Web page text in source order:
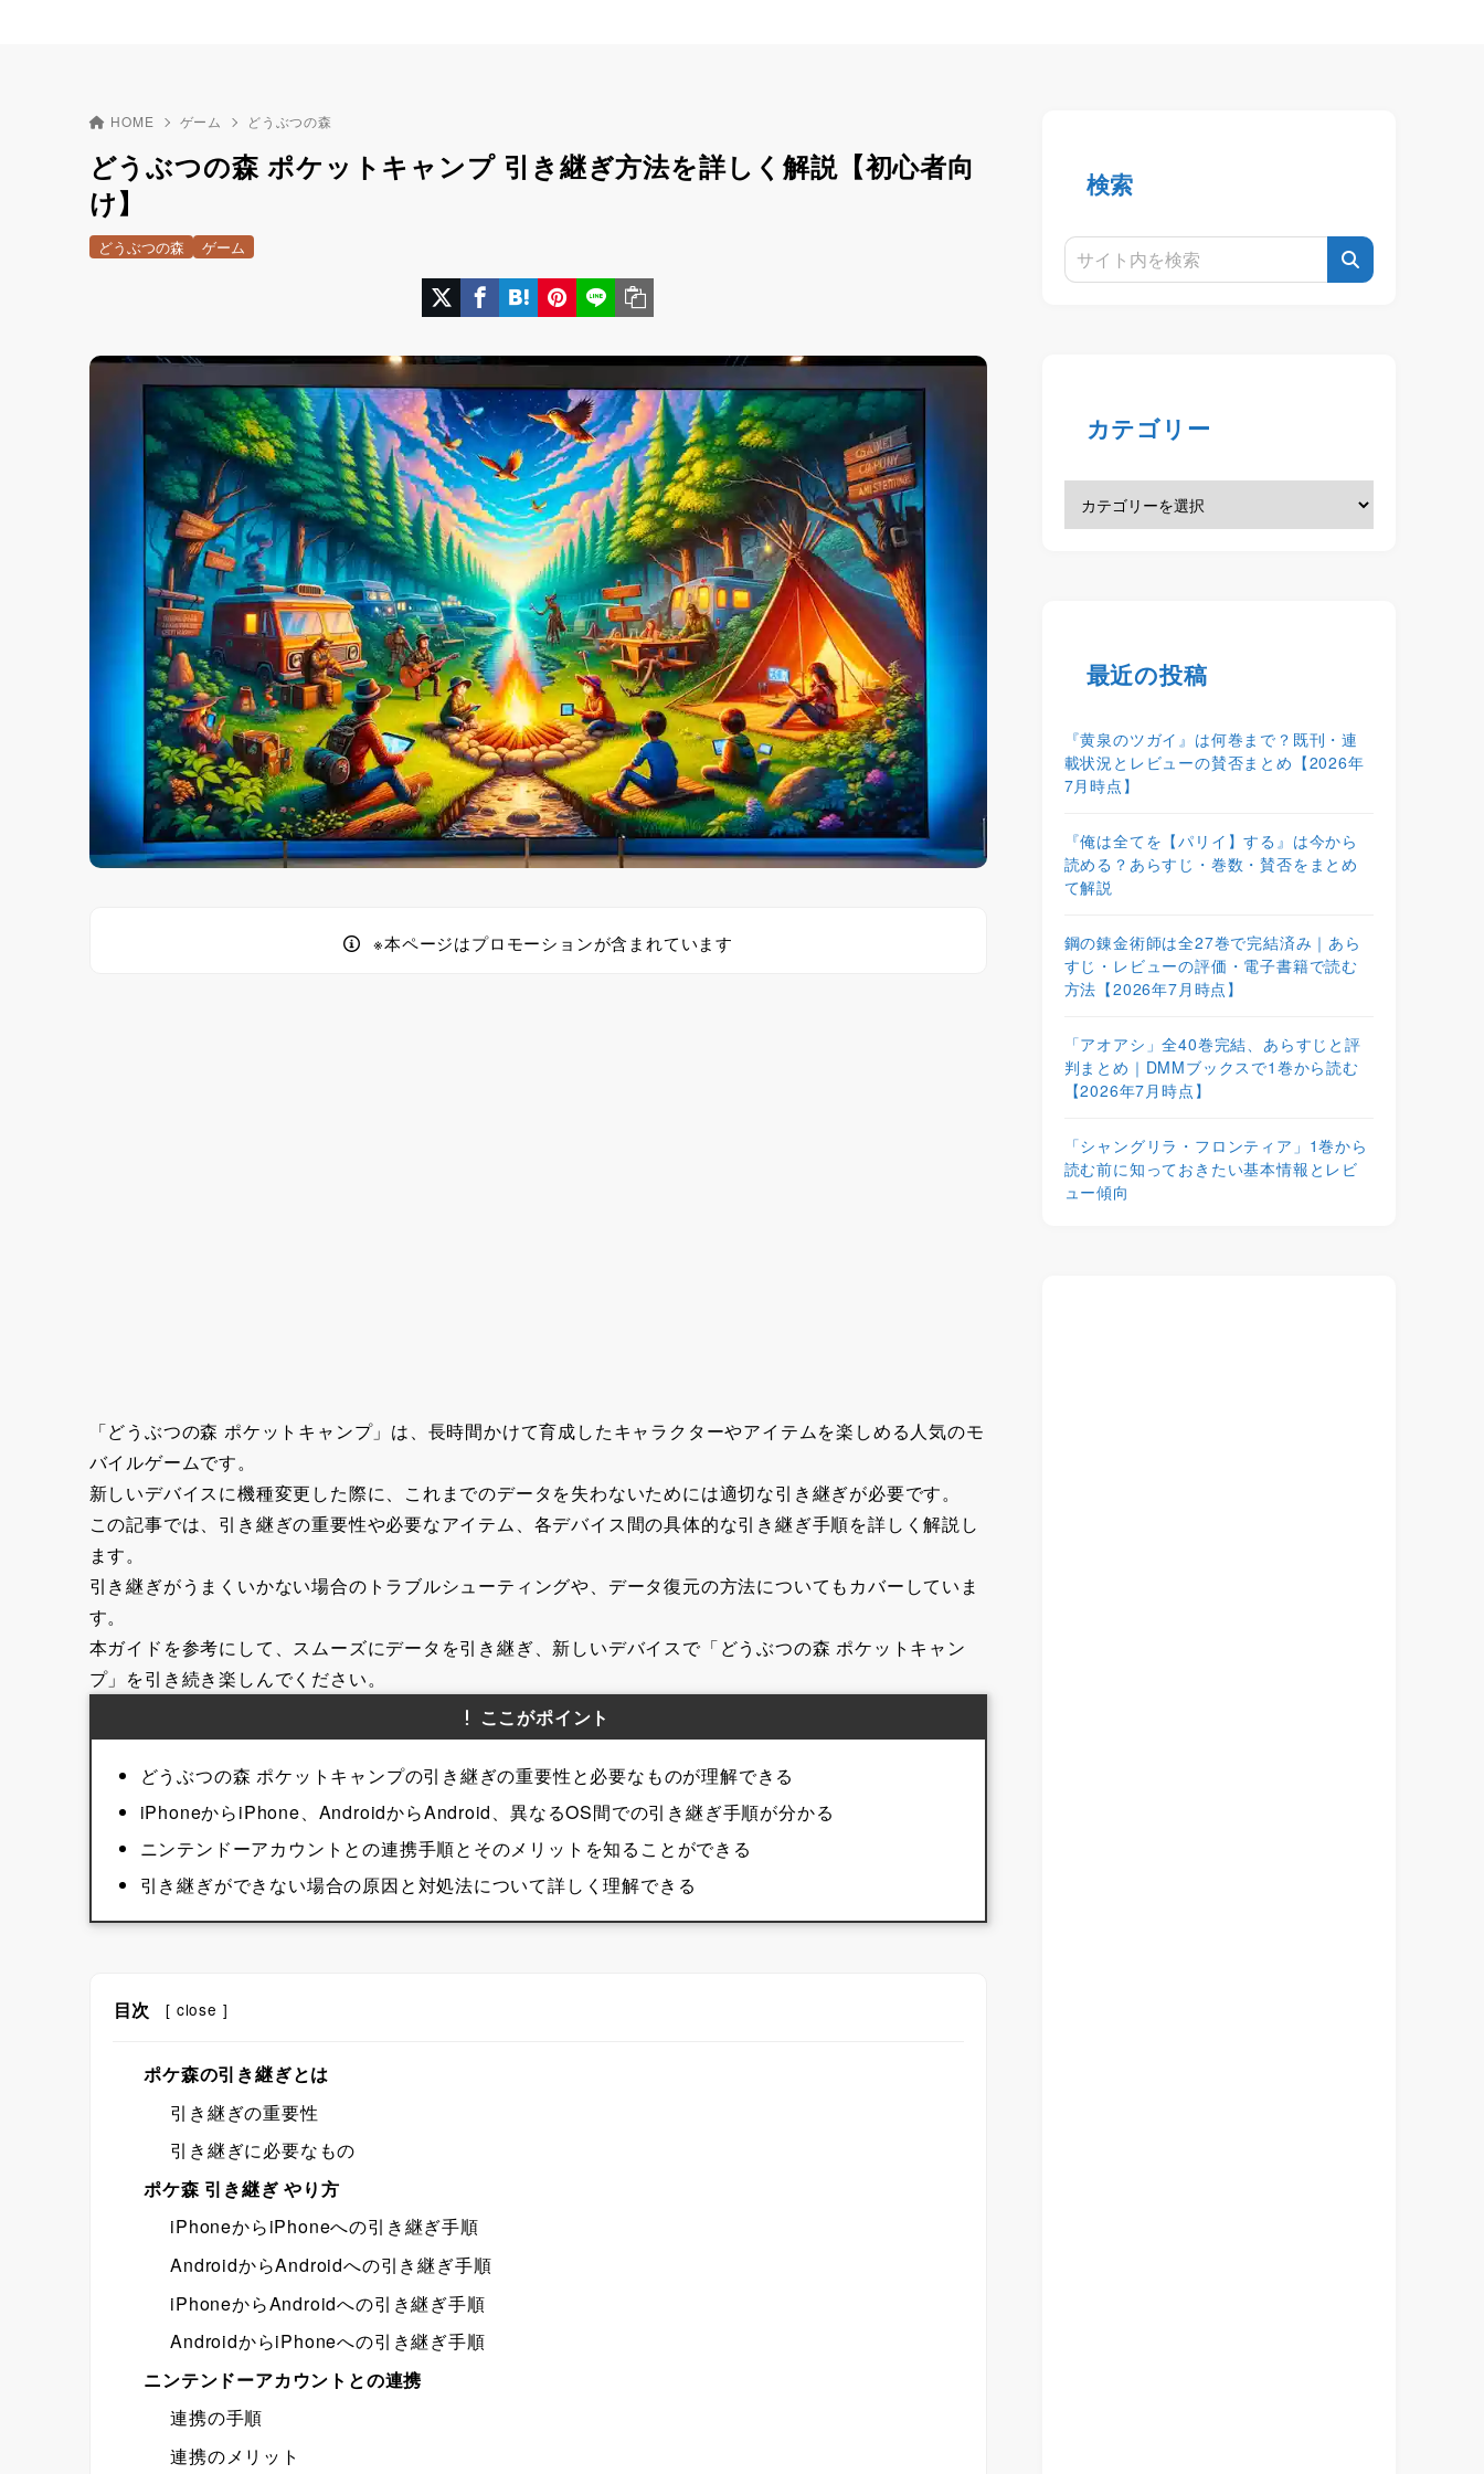
HOME ゲーム どうぶつの森
どうぶつの森 ポケットキャンプ 引き継ぎ方法を詳しく解説【初心者向
け】
どうぶつの森 ゲーム
※本ページはプロモーションが含まれています
「どうぶつの森 ポケットキャンプ」は、長時間かけて育成したキャラクターやアイテムを楽しめる人気のモ
バイルゲームです。
新しいデバイスに機種変更した際に、これまでのデータを失わないためには適切な引き継ぎが必要です。
この記事では、引き継ぎの重要性や必要なアイテム、各デバイス間の具体的な引き継ぎ手順を詳しく解説し
ます。
引き継ぎがうまくいかない場合のトラブルシューティングや、データ復元の方法についてもカバーしていま
す。
本ガイドを参考にして、スムーズにデータを引き継ぎ、新しいデバイスで「どうぶつの森 ポケットキャン
プ」を引き続き楽しんでください。
ここがポイント
どうぶつの森 ポケットキャンプの引き継ぎの重要性と必要なものが理解できる
iPhoneからiPhone、AndroidからAndroid、異なるOS間での引き継ぎ手順が分かる
ニンテンドーアカウントとの連携手順とそのメリットを知ることができる
引き継ぎができない場合の原因と対処法について詳しく理解できる
目次 [ close ]
ポケ森の引き継ぎとは
引き継ぎの重要性
引き継ぎに必要なもの
ポケ森 引き継ぎ やり方
iPhoneからiPhoneへの引き継ぎ手順
AndroidからAndroidへの引き継ぎ手順
iPhoneからAndroidへの引き継ぎ手順
AndroidからiPhoneへの引き継ぎ手順
ニンテンドーアカウントとの連携
連携の手順
連携のメリット
検索
カテゴリー
最近の投稿
『黄泉のツガイ』は何巻まで？既刊・連
載状況とレビューの賛否まとめ【2026年
7月時点】
『俺は全てを【パリイ】する』は今から
読める？あらすじ・巻数・賛否をまとめ
て解説
鋼の錬金術師は全27巻で完結済み｜あら
すじ・レビューの評価・電子書籍で読む
方法【2026年7月時点】
「アオアシ」全40巻完結、あらすじと評
判まとめ｜DMMブックスで1巻から読む
【2026年7月時点】
「シャングリラ・フロンティア」1巻から
読む前に知っておきたい基本情報とレビ
ュー傾向